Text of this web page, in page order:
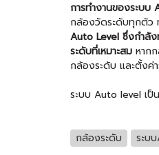
การทำงานของระบบ
กล้องวัดระดับทุกตัว
Auto Level ซึ่งกำลั
ระดับที่เหมาะสม หาก
กล้องระดับ และตั้งค่
ระบบ Auto level เป็
กล้องระดับ ระบ